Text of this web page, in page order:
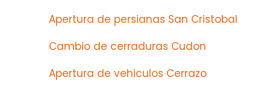
Apertura de persianas San Cristobal
Cambio de cerraduras Cudon
Apertura de vehiculos Cerrazo